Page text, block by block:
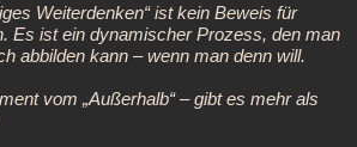
Weiterdenken“ ist kein Beweis für
Es ist ein dynamischer Prozess, den man
abbilden kann – wenn man denn will.
vom „Außerhalb“ – gibt es mehr als